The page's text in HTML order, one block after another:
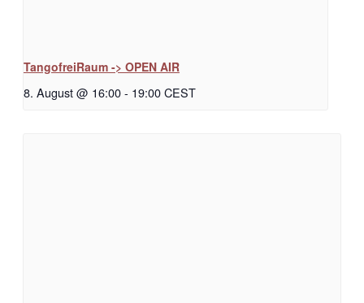
TangofreiRaum -> OPEN AIR
8. August @ 16:00- 19:00CEST